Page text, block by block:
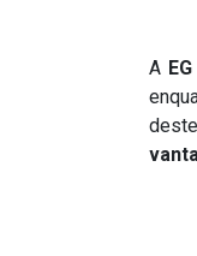
A